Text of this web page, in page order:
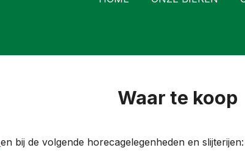
Waar te koop
en bij de volgende horecagelegenheden en slijterijen: